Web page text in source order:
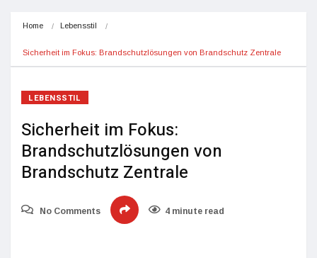
Home Lebensstil
Sicherheit im Fokus: Brandschutzlösungen von Brandschutz Zentrale
LEBENSSTIL
Sicherheit im Fokus:
Brandschutzlösungen von
Brandschutz Zentrale
No Comments 4 minute read